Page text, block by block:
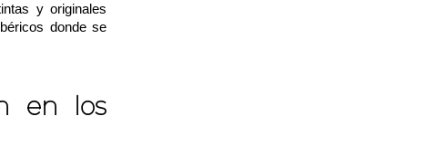
y originales
donde se
en los